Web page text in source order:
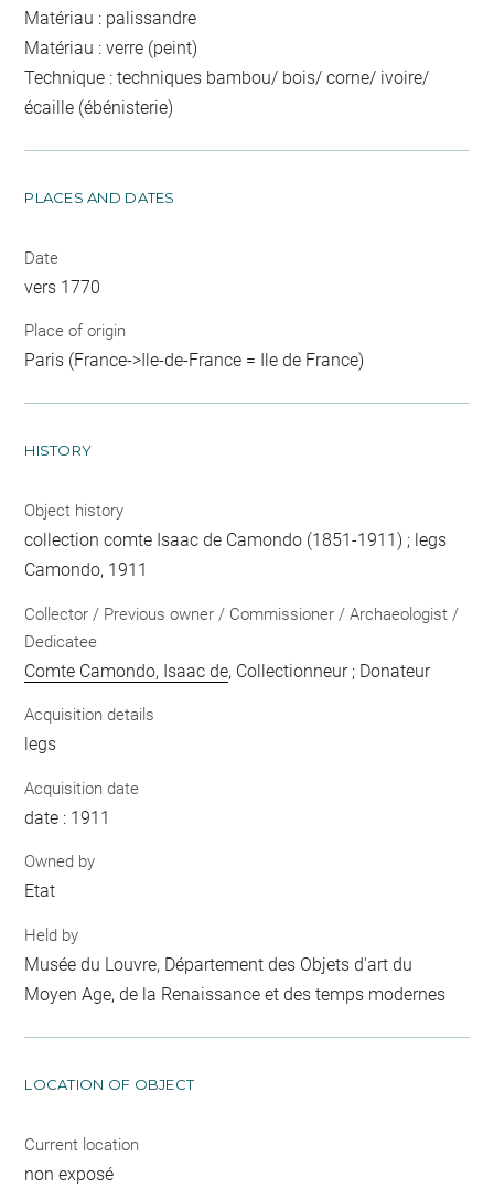
Matériau : palissandre
Matériau : verre (peint)
Technique : techniques bambou/ bois/ corne/ ivoire/
écaille (ébénisterie)
PLACES AND DATES
Date
vers 1770
Place of origin
Paris (France->Ile-de-France = Ile de France)
HISTORY
Object history
collection comte Isaac de Camondo (1851-1911) ; legs
Camondo, 1911
Collector / Previous owner / Commissioner / Archaeologist /
Dedicatee
Comte Camondo, Isaac de, Collectionneur ; Donateur
Acquisition details
legs
Acquisition date
date : 1911
Owned by
Etat
Held by
Musée du Louvre, Département des Objets d'art du
Moyen Age, de la Renaissance et des temps modernes
LOCATION OF OBJECT
Current location
non exposé